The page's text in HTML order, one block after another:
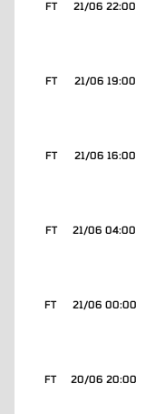
21/06 22:00
FT
21/06 19:00
FT
21/06 16:00
FT
21/06 04:00
FT
21/06 00:00
FT
20/06 20:00
FT